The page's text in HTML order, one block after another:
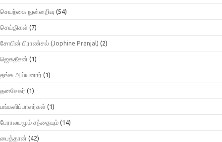
செயற்கை நுன்னறிவு (54)
செய்திகள் (7)
சோபின் பிராண்சல் (Jophine Pranjal) (2)
ஜெகதீசன் (1)
தங்க அய்யனார் (1)
தனசேகர் (1)
பங்களிப்பாளர்கள் (1)
பேராலயமும் சந்தையும் (14)
பைத்தான் (42)